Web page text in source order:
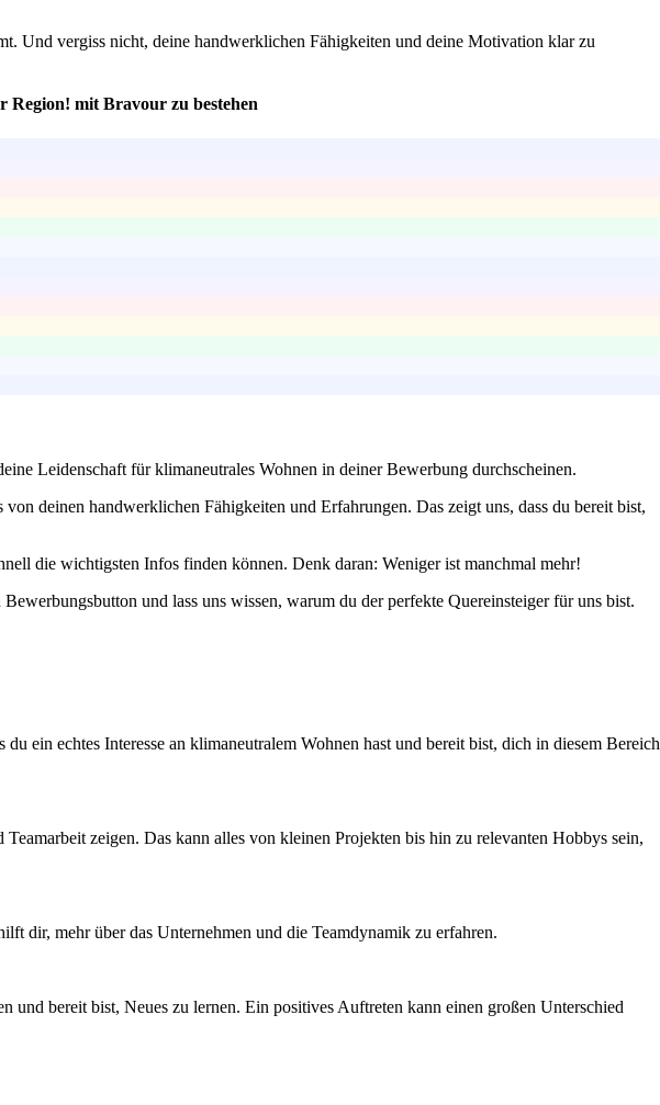
Und vergiss nicht, deine handwerklichen Fähigkeiten und deine Motivation klar zu
Region! mit Bravour zu bestehen
Leidenschaft für klimaneutrales Wohnen in deiner Bewerbung durchscheinen.
deinen handwerklichen Fähigkeiten und Erfahrungen. Das zeigt uns, dass du bereit bist,
die wichtigsten Infos finden können. Denk daran: Weniger ist manchmal mehr!
und lass uns wissen, warum du der perfekte Quereinsteiger für uns bist.
ein echtes Interesse an klimaneutralem Wohnen hast und bereit bist, dich in diesem Bereich
zeigen. Das kann alles von kleinen Projekten bis hin zu relevanten Hobbys sein,
dir, mehr über das Unternehmen und die Teamdynamik zu erfahren.
und bereit bist, Neues zu lernen. Ein positives Auftreten kann einen großen Unterschied